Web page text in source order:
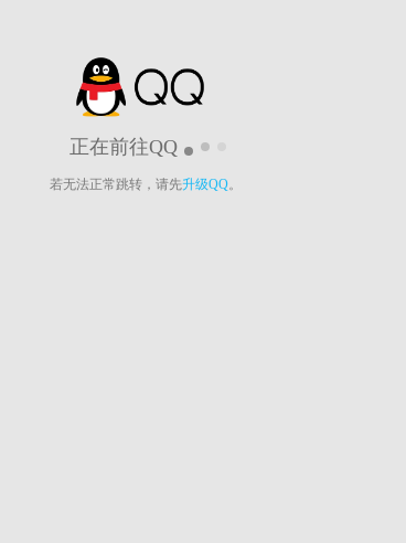
正在前往QQ
若无法正常跳转，请先升级QQ。